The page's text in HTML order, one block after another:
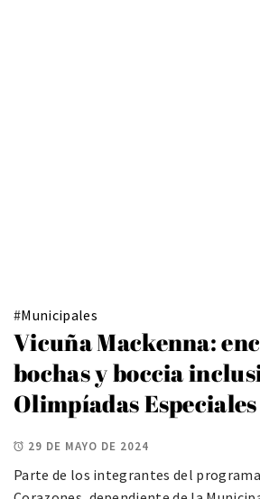
#Municipales
Vicuña Mackenna:
bochas y boccia
Olimpíadas Especiales
29 DE MAYO DE 2024
Parte de los integrantes del